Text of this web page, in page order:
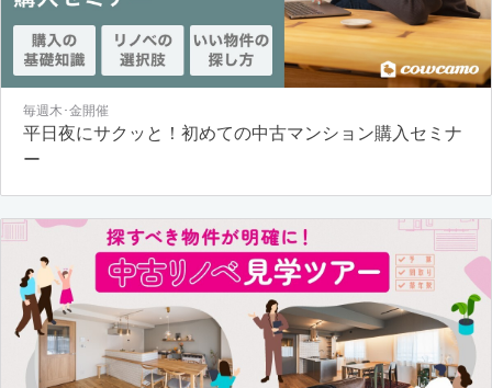
毎週木･金開催
平日夜にサクッと！初めての中古マンション購入セミナ
ー